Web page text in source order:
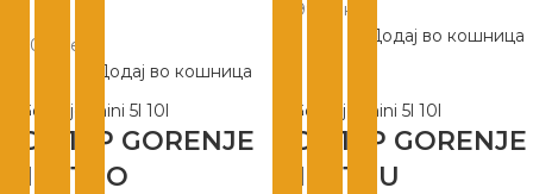
19.500
ден
Додај во кошница
5.999
ден
Додај во кошница
БОЈЛЕР GORENJE
MINI 10 O
БОЈЛЕР GORENJE
MINI 10 U